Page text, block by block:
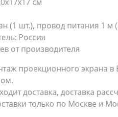
(1 шт.), провод питания 1 м
Россия
от производителя
проекционного экрана
доставка, доставка
только по Москве и